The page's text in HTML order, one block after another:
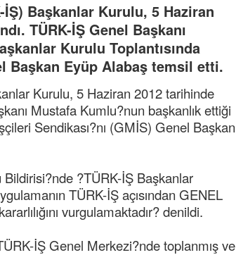
Başkanlar Kurulu, 5 Haziran
TÜRK-İŞ Genel Başkanı
Kurulu Toplantısında
Başkan Eyüp Alabaş temsil etti.
Kurulu, 5 Haziran 2012 tarihinde
Mustafa Kumlu?nun başkanlık ettiği
Sendikası?nı (GMİS) Genel Başkan
Bildirisi?nde ?TÜRK-İŞ Başkanlar
TÜRK-İŞ açısından GENEL
vurgulamaktadır? denildi.
İŞ Genel Merkezi?nde toplanmış ve